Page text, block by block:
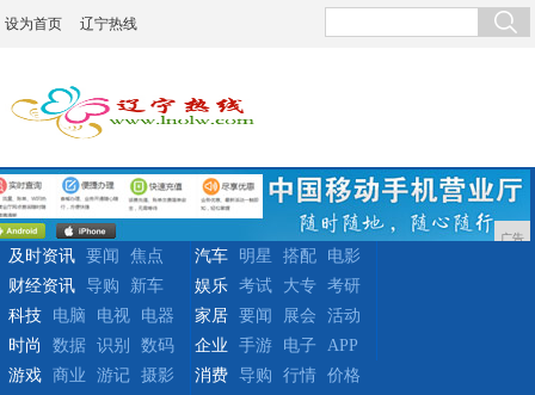
设为首页 辽宁热线
广告
及时资讯 要闻
焦点
财经资讯
导购 新车
汽车 明星 搭配
电影
娱乐
考试 大专
考研
科技
电脑 电视
电器
时尚
数据 识别 数码
家居 要闻 展会
活动
企业
手游 电子
APP
游戏
商业 游记
摄影
消费 导购 行情
价格